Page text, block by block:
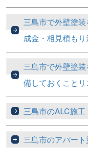
三島市で外壁塗
成金・相見積も
三島市で外壁塗
備しておくことリ
三島市のALC施工
三島市のアパート